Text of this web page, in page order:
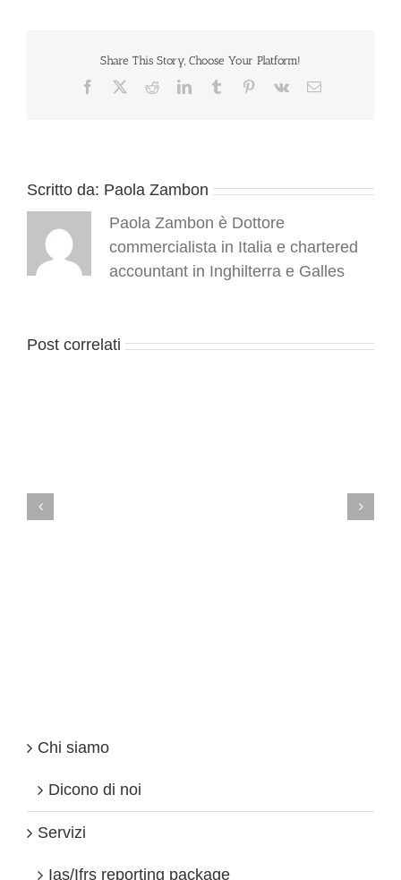
Regno
batte
Share This Story, Choose Your Platform!
Facebook RedditLinkedInTumblr Pinterest
Vk Email
Scritto da: Paola Zambon
Paola Zambon è Dottore
commercialista in Italia e chartered
accountant in Inghilterra e Galles
Post correlati
Chi siamo
Dicono di noi
Servizi
Ias/Ifrs reporting package